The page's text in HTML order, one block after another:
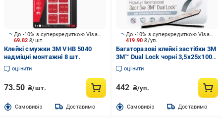
69.82₴/шт.
До -10% з суперкредиткою Visa Вигода
Клейкі смужки 3M VHB 5040
надміцні монтажні 8 шт.
оцінити
73.50 ₴/шт.
Cамовивіз Доставимо
419.90₴/уп.
До -10% з суперкредиткою Visa Вигода
Багаторазові клейкі застібки 3M
3М™ Dual Lock чорні 3,5x25x100
мм 6 шт
оцінити
442 ₴/уп.
Cамовивіз Доставимо